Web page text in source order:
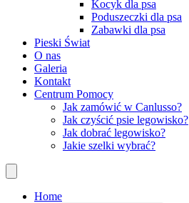
Kocyk dla psa
Poduszeczki dla psa
Zabawki dla psa
Pieski Świat
O nas
Galeria
Kontakt
Centrum Pomocy
Jak zamówić w Canlusso?
Jak czyścić psie legowisko?
Jak dobrać legowisko?
Jakie szelki wybrać?
Home